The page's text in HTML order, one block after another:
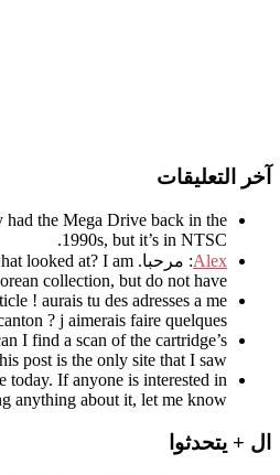
آخر التعليقات
had the Mega Drive back in the
1990s, but it’s in NTSC
.
Alex: مرحبا. looked at? I am
collection, but do not have..
! aurais tu des adresses a me
? j aimerais faire quelques..
I find a scan of the cartridge’s
post is the only site that I saw...
today. If anyone is interested in
anything about it, let me know.
ال + يتحدثوا